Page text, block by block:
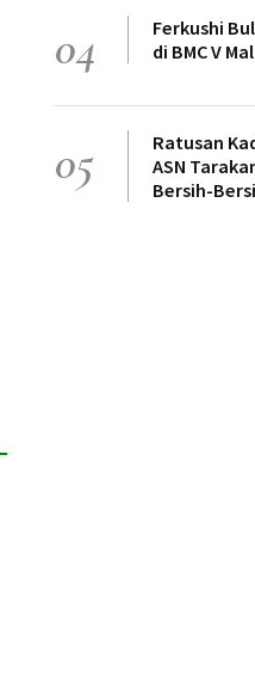
04
Ferkushi
di BMC V
05
Ratusan
ASN
Bersih-